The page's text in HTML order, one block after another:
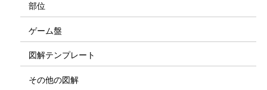
部位
ゲーム盤
図解テンプレート
その他の図解